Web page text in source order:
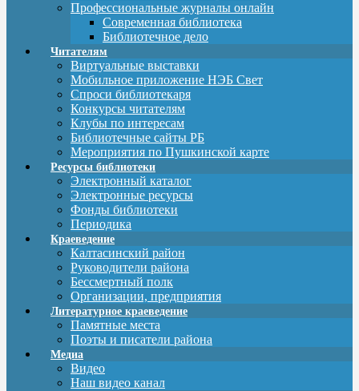
Профессиональные журналы онлайн
Современная библиотека
Библиотечное дело
Читателям
Виртуальные выставки
Мобильное приложение НЭБ Свет
Спроси библиотекаря
Конкурсы читателям
Клубы по интересам
Библиотечные сайты РБ
Мероприятия по Пушкинской карте
Ресурсы библиотеки
Электронный каталог
Электронные ресурсы
Фонды библиотеки
Периодика
Краеведение
Калтасинский район
Руководители района
Бессмертный полк
Организации, предприятия
Литературное краеведение
Памятные места
Поэты и писатели района
Медиа
Видео
Наш видео канал